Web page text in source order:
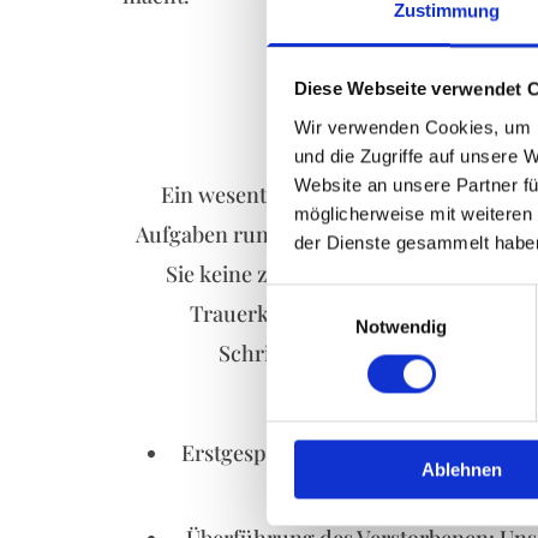
Zustimmung
Diese Webseite verwendet
Wir verwenden Cookies,
und die Zugriffe auf unsere
Website an unsere Partner
möglicherweise mit
der Dienste gesammelt
Notwendig
Ablehnen
Ein wesentlicher Teil unserer Arbeit
Aufgaben rund um die
Sie keine zusätzlichen Wege gehen
Trauerkarten und stimmen die
Schriftverkehr. Ein praktischer
Erstgespräch und Beratung: Wir